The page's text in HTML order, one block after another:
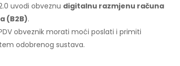
uvodi obveznu digitalnu razmjenu računa
(B2B).
obveznik morati moći poslati i primiti
odobrenog sustava.